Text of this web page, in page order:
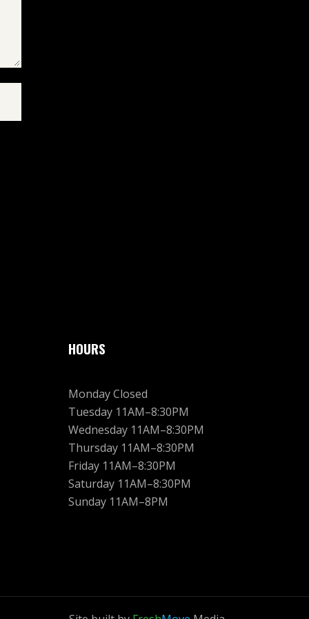
HOURS
Monday Closed
Tuesday 11AM–8:30PM
Wednesday 11AM–8:30PM
Thursday 11AM–8:30PM
Friday 11AM–8:30PM
Saturday 11AM–8:30PM
Sunday 11AM–8PM